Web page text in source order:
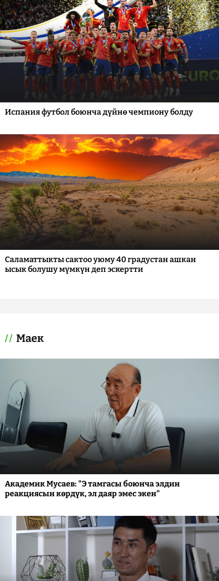
Испания футбол боюнча дүйнө чемпиону болду
Саламаттыкты сактоо уюму 40 градустан ашкан
ысык болушу мүмкүн деп эскертти
Маек
Академик Мусаев: "Э тамгасы боюнча элдин
реакциясын көрдүк, эл даяр эмес экен"